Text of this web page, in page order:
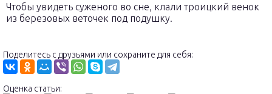
Чтобы увидеть суженого во сне, клали троицкий венок
из березовых веточек под подушку.
Поделитесь с друзьями или сохраните для себя:
Оценка статьи: